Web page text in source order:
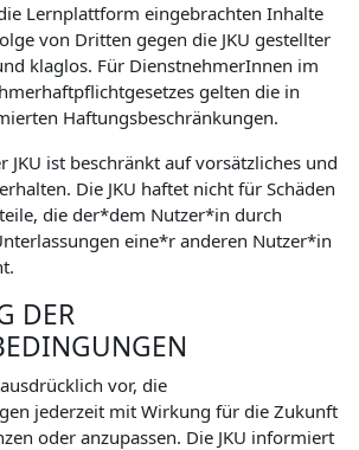
Lernplattform eingebrachten Inhalte
von Dritten gegen die JKU gestellter
klaglos. Für DienstnehmerInnen im
gelten die in
Haftungsbeschränkungen.
JKU ist beschränkt auf vorsätzliches und
Die JKU haftet nicht für Schäden
die der*dem Nutzer*in durch
eine*r anderen Nutzer*in
DER
vor, die
jederzeit mit Wirkung für die Zukunft
oder anzupassen. Die JKU informiert